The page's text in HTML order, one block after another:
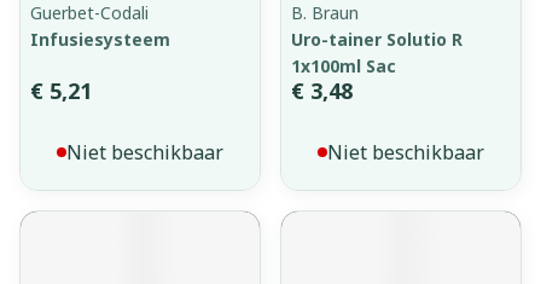
Guerbet-Codali
Infusiesysteem
€ 5,21
Niet beschikbaar
B. Braun
Uro-tainer Solutio R
1x100ml Sac
€ 3,48
Niet beschikbaar